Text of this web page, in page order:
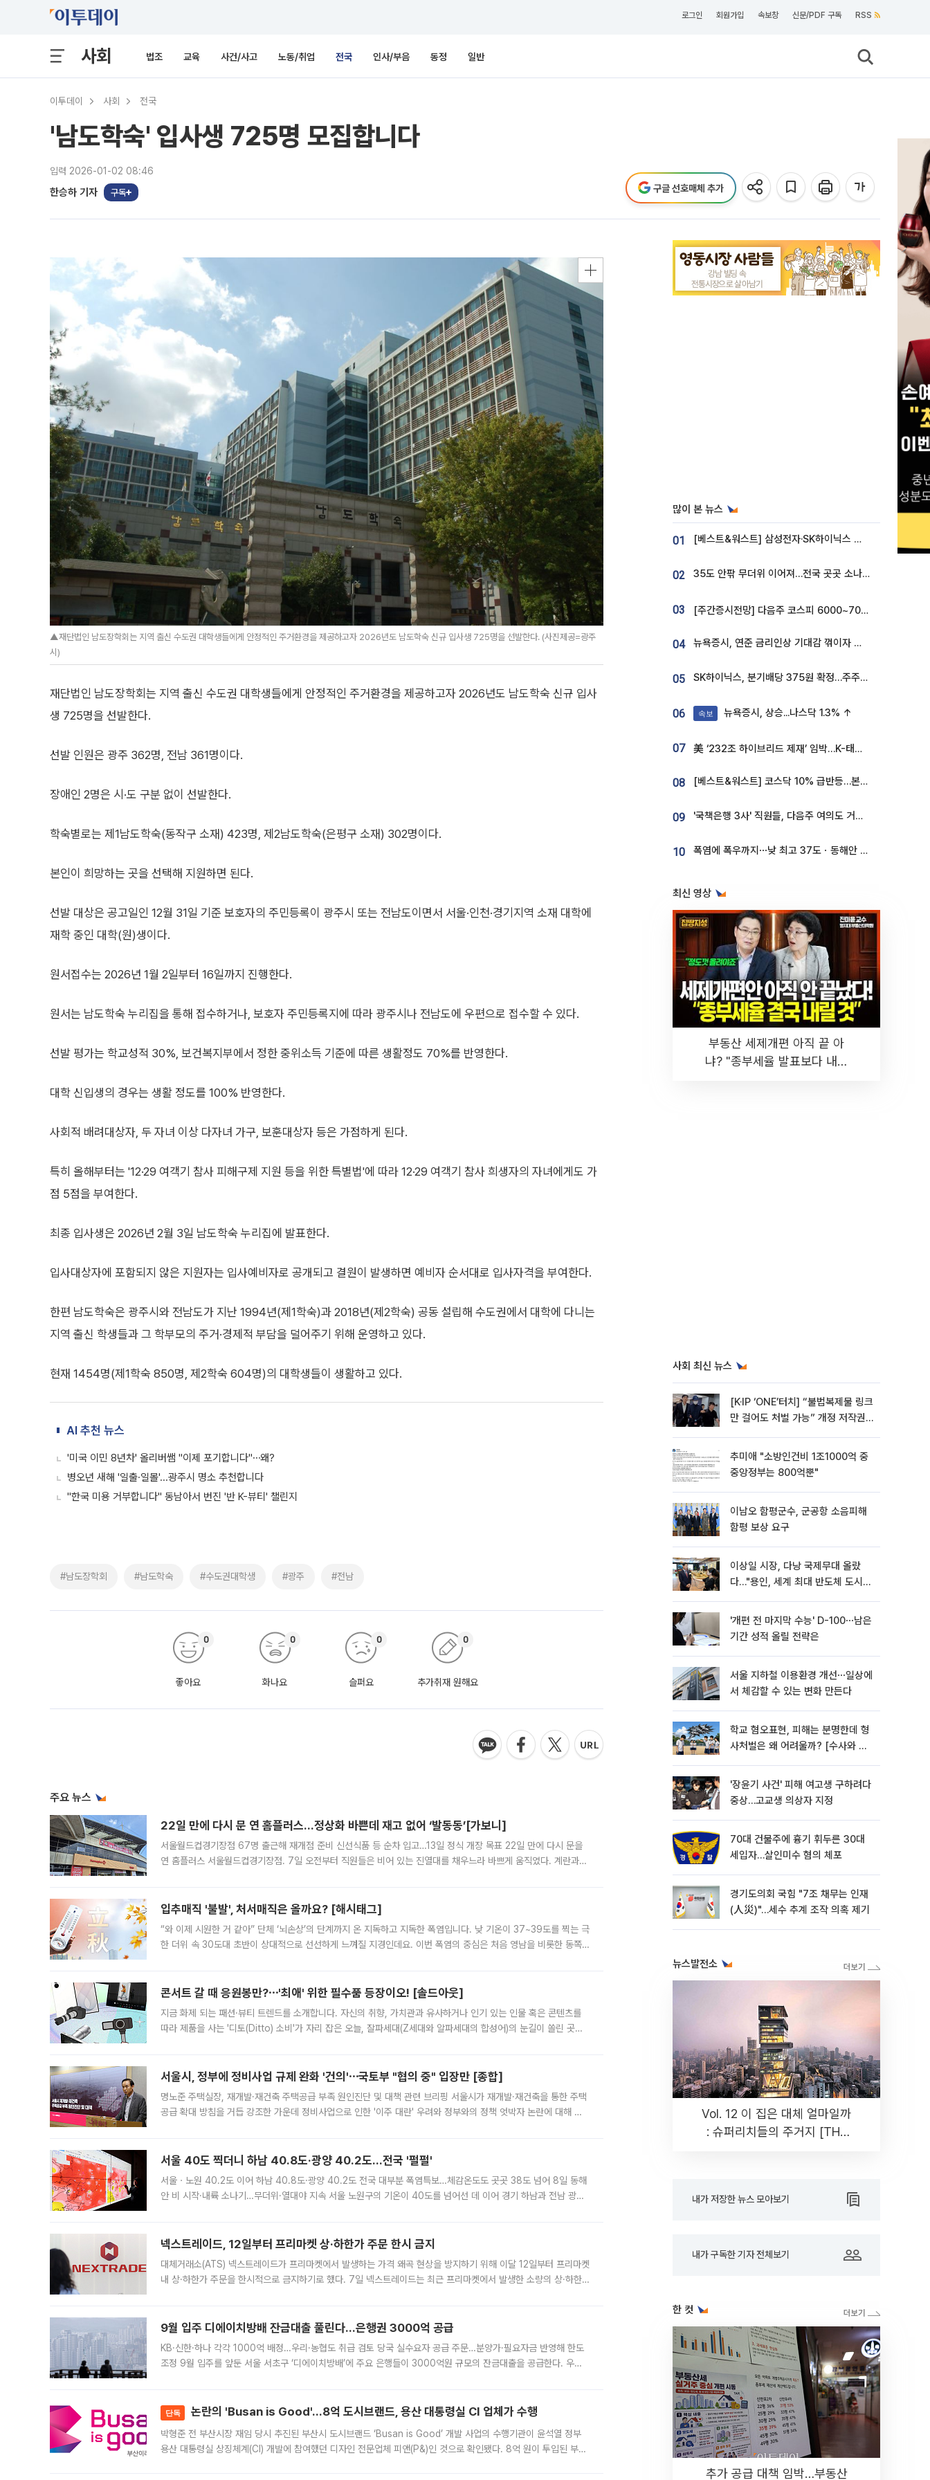
로그인 회원가입 속보창 신문/PDF 구독 RSS
사회 법조 교육 사건/사고 노동/취업 전국 인사/부음 동정 일반
이투데이 사회 전국
'남도학숙' 입사생 725명 모집합니다
입력 2026-01-02 08:46
한승하 기자 구독 구글 선호매체 추가
▲재단법인 남도장학회는 지역 출신 수도권 대학생들에게 안정적인 주거환경을 제공하고자 2026년도 남도학숙 신규 입사생 725명을 선발한다. (사진제공=광주
시)
재단법인 남도장학회는 지역 출신 수도권 대학생들에게 안정적인 주거환경을 제공하고자 2026년도 남도학숙 신규 입사
생 725명을 선발한다.
선발 인원은 광주 362명, 전남 361명이다.
장애인 2명은 시·도 구분 없이 선발한다.
학숙별로는 제1남도학숙(동작구 소재) 423명, 제2남도학숙(은평구 소재) 302명이다.
본인이 희망하는 곳을 선택해 지원하면 된다.
선발 대상은 공고일인 12월 31일 기준 보호자의 주민등록이 광주시 또는 전남도이면서 서울·인천·경기지역 소재 대학에
재학 중인 대학(원)생이다.
원서접수는 2026년 1월 2일부터 16일까지 진행한다.
원서는 남도학숙 누리집을 통해 접수하거나, 보호자 주민등록지에 따라 광주시나 전남도에 우편으로 접수할 수 있다.
선발 평가는 학교성적 30%, 보건복지부에서 정한 중위소득 기준에 따른 생활정도 70%를 반영한다.
대학 신입생의 경우는 생활 정도를 100% 반영한다.
사회적 배려대상자, 두 자녀 이상 다자녀 가구, 보훈대상자 등은 가점하게 된다.
특히 올해부터는 '12·29 여객기 참사 피해구제 지원 등을 위한 특별법'에 따라 12·29 여객기 참사 희생자의 자녀에게도 가
점 5점을 부여한다.
최종 입사생은 2026년 2월 3일 남도학숙 누리집에 발표한다.
입사대상자에 포함되지 않은 지원자는 입사예비자로 공개되고 결원이 발생하면 예비자 순서대로 입사자격을 부여한다.
한편 남도학숙은 광주시와 전남도가 지난 1994년(제1학숙)과 2018년(제2학숙) 공동 설립해 수도권에서 대학에 다니는
지역 출신 학생들과 그 학부모의 주거·경제적 부담을 덜어주기 위해 운영하고 있다.
현재 1454명(제1학숙 850명, 제2학숙 604명)의 대학생들이 생활하고 있다.
AI 추천 뉴스
'미국 이민 8년차' 올리버쌤 "이제 포기합니다"⋯왜?
병오년 새해 '일출·일몰'...광주시 명소 추천합니다
"한국 미용 거부합니다" 동남아서 번진 '반 K-뷰티' 챌린지
#남도장학회 #남도학숙 #수도권대학생 #광주 #전남
좋아요
0
화나요
0
슬퍼요
0
추가취재 원해요
0
주요 뉴스
22일 만에 다시 문 연 홈플러스…정상화 바쁜데 재고 없어 ‘발동동’[가보니]
서울월드컵경기장점 67명 출근해 재개점 준비 신선식품 등 순차 입고…13일 정식 개장 목표 22일 만에 다시 문을
연 홈플러스 서울월드컵경기장점. 7일 오전부터 직원들은 비어 있는 진열대를 채우느라 바쁘게 움직였다. 계란과
입추매직 '불발', 처서매직은 올까요? [해시태그]
“와 이제 시원한 거 같아” 단체 ‘뇌손상’의 단계까지 온 지독하고 지독한 폭염입니다. 낮 기온이 37~39도를 찍는 극
한 더위 속 30도대 초반이 상대적으로 선선하게 느껴질 지경인데요. 이번 폭염의 중심은 처음 영남을 비롯한 동쪽
콘서트 갈 때 응원봉만?⋯'최애' 위한 필수품 등장이오! [솔드아웃]
지금 화제 되는 패션·뷰티 트렌드를 소개합니다. 자신의 취향, 가치관과 유사하거나 인기 있는 인물 혹은 콘텐츠를
따라 제품을 사는 '디토(Ditto) 소비'가 자리 잡은 오늘, 잘파세대(Z세대와 알파세대의 합성어)의 눈길이 쏠린 곳은
서울시, 정부에 정비사업 규제 완화 '건의'⋯국토부 "협의 중" 입장만 [종합]
명노준 주택실장, 재개발·재건축 주택공급 부족 원인진단 및 대책 관련 브리핑 서울시가 재개발·재건축을 통한 주택
공급 확대 방침을 거듭 강조한 가운데 정비사업으로 인한 '이주 대란' 우려와 정부와의 정책 엇박자 논란에 대해 정
서울 40도 찍더니 하남 40.8도·광양 40.2도…전국 '펄펄'
서울ㆍ노원 40.2도 이어 하남 40.8도·광양 40.2도 전국 대부분 폭염특보…체감온도도 곳곳 38도 넘어 8일 동해
안 비 시작·내륙 소나기…무더위·열대야 지속 서울 노원구의 기온이 40도를 넘어선 데 이어 경기 하남과 전남 광양
넥스트레이드, 12일부터 프리마켓 상·하한가 주문 한시 금지
대체거래소(ATS) 넥스트레이드가 프리마켓에서 발생하는 가격 왜곡 현상을 방지하기 위해 이달 12일부터 프리마켓
내 상·하한가 주문을 한시적으로 금지하기로 했다. 7일 넥스트레이드는 최근 프리마켓에서 발생한 소량의 상·하한
9월 입주 디에이치방배 잔금대출 풀린다…은행권 3000억 공급
KB·신한·하나 각각 1000억 배정…우리·농협도 취급 검토 당국 실수요자 공급 주문…분양가·필요자금 반영해 한도
조정 9월 입주를 앞둔 서울 서초구 ‘디에이치방배’에 주요 은행들이 3000억원 규모의 잔금대출을 공급한다. 우리
단독 논란의 'Busan is Good'…8억 도시브랜드, 용산 대통령실 CI 업체가 수행
박형준 전 부산시장 재임 당시 추진된 부산시 도시브랜드 ‘Busan is Good’ 개발 사업의 수행기관이 윤석열 정부
용산 대통령실 상징체계(CI) 개발에 참여했던 디자인 전문업체 피앤(P&)인 것으로 확인됐다. 8억 원이 투입된 부산
많이 본 뉴스
01 [베스트&워스트] 삼성전자·SK하이닉스 밀린 한 주…상상인증권은 85% 급등
02 35도 안팎 무더위 이어져…전국 곳곳 소나기 [오늘 날씨]
03 [주간증시전망] 다음주 코스피 6000~7000⋯“外人 수급은 정책이 변수”
04 뉴욕증시, 연준 금리인상 기대감 꺾이자 상승...S&P500 사상 최고치 [종합]
05 SK하이닉스, 분기배당 375원 확정…주주환원책 9월로 앞당겨 발표
06 속보 뉴욕증시, 상승...나스닥 1.3% ↑
07 美 ‘232조 하이브리드 제재’ 임박…K-태양광, 불확실성 털고 날개 다나
08 [베스트&워스트] 코스닥 10% 급반등…본느, 최대주주 변경 기대에 270% 폭등
09 '국책은행 3사' 직원들, 다음주 여의도 거리 나서는 까닭은
10 폭염에 폭우까지⋯낮 최고 37도ㆍ동해안 강한 비 [날씨]
최신 영상
부동산 세제개편 아직 끝 아
냐? "종부세율 발표보다 내릴
사회 최신 뉴스
[K·IP ‘ONE’터치] “불법복제물 링크
만 걸어도 처벌 가능” 개정 저작권
추미애 "소방인건비 1조1000억 중
중앙정부는 800억뿐"
이남오 함평군수, 군공항 소음피해
함평 보상 요구
이상일 시장, 다낭 국제무대 올랐
다…"용인, 세계 최대 반도체 도시
'개편 전 마지막 수능' D-100⋯남은
기간 성적 올릴 전략은
서울 지하철 이용환경 개선⋯일상에
서 체감할 수 있는 변화 만든다
학교 혐오표현, 피해는 분명한데 형
사처벌은 왜 어려울까? [수사와 재
'장윤기 사건' 피해 여고생 구하려다
중상…고교생 의상자 지정
70대 건물주에 흉기 휘두른 30대
세입자…살인미수 혐의 체포
경기도의회 국힘 "7조 채무는 인재
(人災)"…세수 추계 조작 의혹 제기
뉴스발전소
Vol. 12 이 집은 대체 얼마일까
: 슈퍼리치들의 주거지 [THE
내가 저장한 뉴스 모아보기
내가 구독한 기자 전체보기
한 컷
추가 공급 대책 임박…부동산